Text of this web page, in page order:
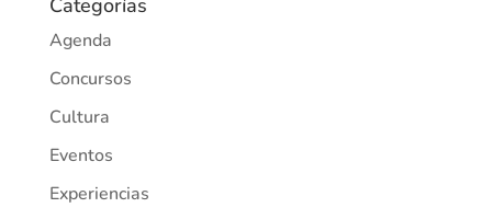
Categorías
Agenda
Concursos
Cultura
Eventos
Experiencias